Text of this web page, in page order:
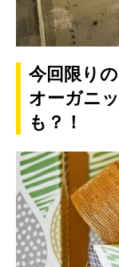
今回限り
オーガニ
も？！